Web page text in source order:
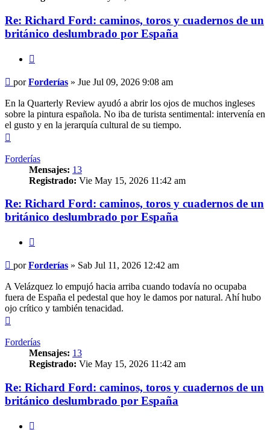
Re: Richard Ford: caminos, toros y cuadernos de un
británico deslumbrado por España
Mensaje
porForderías » Jue Jul 09, 2026 9:08 am
En la Quarterly Review ayudó a abrir los ojos de muchos ingleses
sobre la pintura española. No iba de turista sentimental: intervenía en
el gusto y en la jerarquía cultural de su tiempo.
Forderías
Mensajes: 13
Registrado: Vie May 15, 2026 11:42 am
Re: Richard Ford: caminos, toros y cuadernos de un
británico deslumbrado por España
Mensaje
porForderías » Sab Jul 11, 2026 12:42 am
A Velázquez lo empujó hacia arriba cuando todavía no ocupaba
fuera de España el pedestal que hoy le damos por natural. Ahí hubo
ojo crítico y también tenacidad.
Forderías
Mensajes: 13
Registrado: Vie May 15, 2026 11:42 am
Re: Richard Ford: caminos, toros y cuadernos de un
británico deslumbrado por España